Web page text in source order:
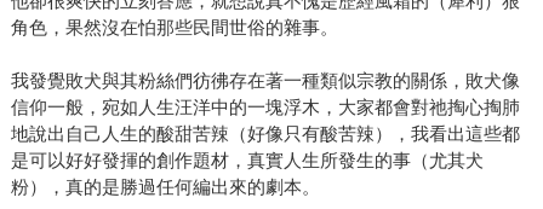
角色，果然沒在怕那些民間世俗的雜事。
我發覺敗犬與其粉絲們彷彿存在著一種類似宗教的關係，敗犬像
信仰一般，宛如人生汪洋中的一塊浮木，大家都會對祂掏心掏肺
地說出自己人生的酸甜苦辣（好像只有酸苦辣），我看出這些都
是可以好好發揮的創作題材，真實人生所發生的事（尤其犬
粉），真的是勝過任何編出來的劇本。